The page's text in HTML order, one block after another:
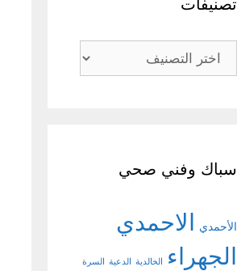
تصنيفات
تصنيفات
سباك وفني صحي
الأحمدي الاحمدي
الجهراء
الخالدية الدعية السرة